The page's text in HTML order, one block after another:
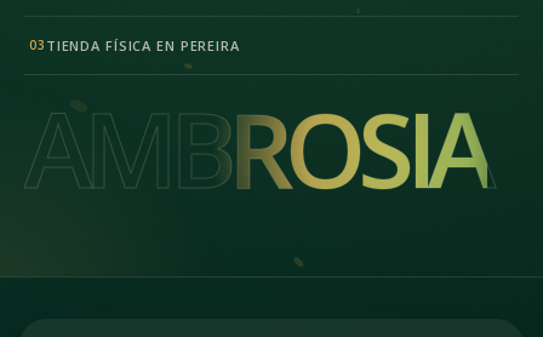
03 TIENDA FÍSICA EN PEREIRA
AMBROSIA
AMBROSIA